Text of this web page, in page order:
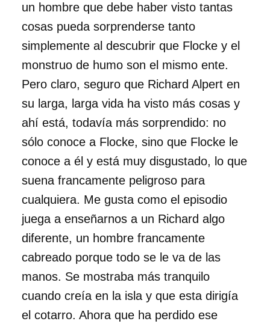
un hombre que debe haber visto tantas
cosas pueda sorprenderse tanto
simplemente al descubrir que Flocke y el
monstruo de humo son el mismo ente.
Pero claro, seguro que Richard Alpert en
su larga, larga vida ha visto más cosas y
ahí está, todavía más sorprendido: no
sólo conoce a Flocke, sino que Flocke le
conoce a él y está muy disgustado, lo que
suena francamente peligroso para
cualquiera. Me gusta como el episodio
juega a enseñarnos a un Richard algo
diferente, un hombre francamente
cabreado porque todo se le va de las
manos. Se mostraba más tranquilo
cuando creía en la isla y que esta dirigía
el cotarro. Ahora que ha perdido ese